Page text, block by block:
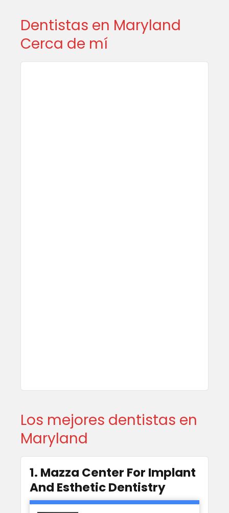
Dentistas en Maryland
Cerca de mí
Los mejores dentistas en
Maryland
1. Mazza Center For Implant
And Esthetic Dentistry